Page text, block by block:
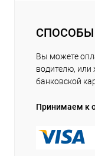
Вы можете
водителю, или
банковской
Принимаем к